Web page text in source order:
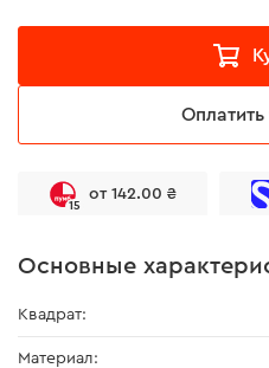
15
от 142.00 ₴
Основные
Квадрат:
Материал: